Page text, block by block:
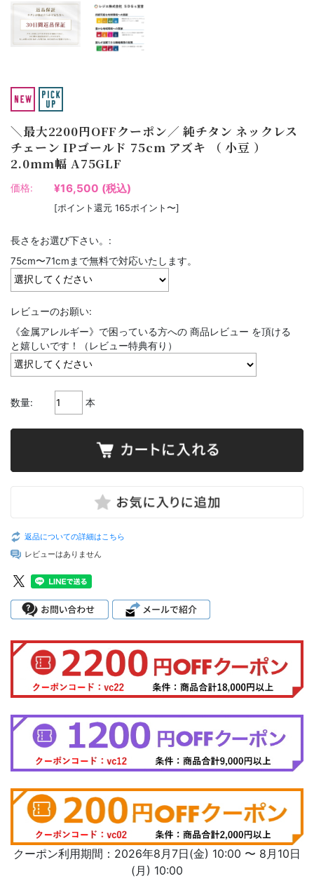
＼最大2200円OFFクーポン／ 純チタン ネックレス
チェーン IPゴールド 75cm アズキ （ 小豆 ）
2.0mm幅 A75GLF
価格: ¥16,500 (税込)
[ポイント還元 165ポイント〜]
長さをお選び下さい。:
75cm〜71cmまで無料で対応いたします。
レビューのお願い:
《金属アレルギー》で困っている方への 商品レビュー を頂ける
と嬉しいです！（レビュー特典有り）
数量: 本
返品についての詳細はこちら
レビューはありません
クーポン利用期間：2026年8月7日(金) 10:00 〜 8月10日
(月) 10:00